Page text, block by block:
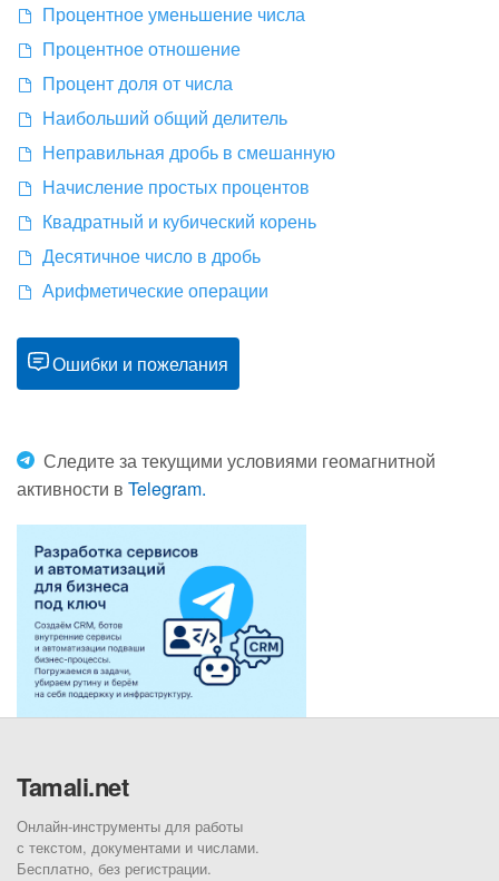
Процентное уменьшение числа
Процентное отношение
Процент доля от числа
Наибольший общий делитель
Неправильная дробь в смешанную
Начисление простых процентов
Квадратный и кубический корень
Десятичное число в дробь
Арифметические операции
Ошибки и пожелания
Следите за текущими условиями геомагнитной
активности в Telegram.
Tamali.net
Онлайн-инструменты для работы
с текстом, документами и числами.
Бесплатно, без регистрации.